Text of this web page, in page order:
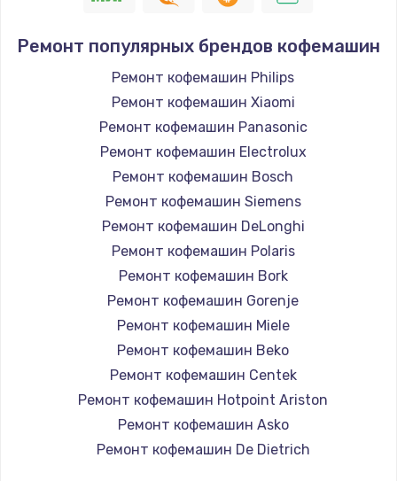
Заказать
Замена бойлера
3000 руб.
Заказать
Замена уплотнительных колец
3000 руб.
Заказать
Замена трансформатора
3000 руб.
Заказать
Замена пароблока
3000 руб.
Заказать
Ремонт популярных брендов кофемашин
Ремонт кофемашин Philips
Ремонт кофемашин Xiaomi
Ремонт кофемашин Panasonic
Ремонт кофемашин Electrolux
Ремонт кофемашин Bosch
Ремонт кофемашин Siemens
Ремонт кофемашин DeLonghi
Ремонт кофемашин Polaris
Ремонт кофемашин Bork
Ремонт кофемашин Gorenje
Ремонт кофемашин Miele
Ремонт кофемашин Beko
Ремонт кофемашин Centek
Ремонт кофемашин Hotpoint Ariston
Ремонт кофемашин Asko
Ремонт кофемашин De Dietrich